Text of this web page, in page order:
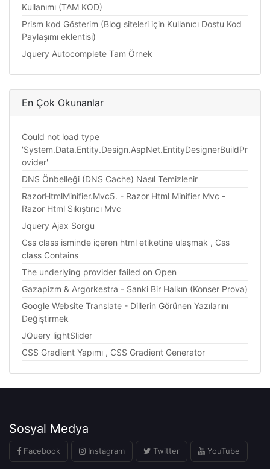
Kullanımı (TAM KOD)
Prism kod Gösterim (Blog siteleri için Kullanıcı Dostu Kod
Paylaşımı eklentisi)
Jquery Autocomplete Tam Örnek
En Çok Okunanlar
Could not load type
'System.Data.Entity.Design.AspNet.EntityDesignerBuildPr
ovider'
DNS Önbelleği (DNS Cache) Nasıl Temizlenir
RazorHtmlMinifier.Mvc5. - Razor Html Minifier Mvc -
Razor Html Sıkıştırıcı Mvc
Jquery Ajax Sorgu
Css class isminde içeren html etiketine ulaşmak , Css
class Contains
The underlying provider failed on Open
Gazapizm & Argorkestra - Sanki Bir Halkın (Konser Prova)
Google Website Translate - Dillerin Görünen Yazılarını
Değiştirmek
JQuery lightSlider
CSS Gradient Yapımı , CSS Gradient Generator
Sosyal Medya
Facebook Instagram Twitter YouTube